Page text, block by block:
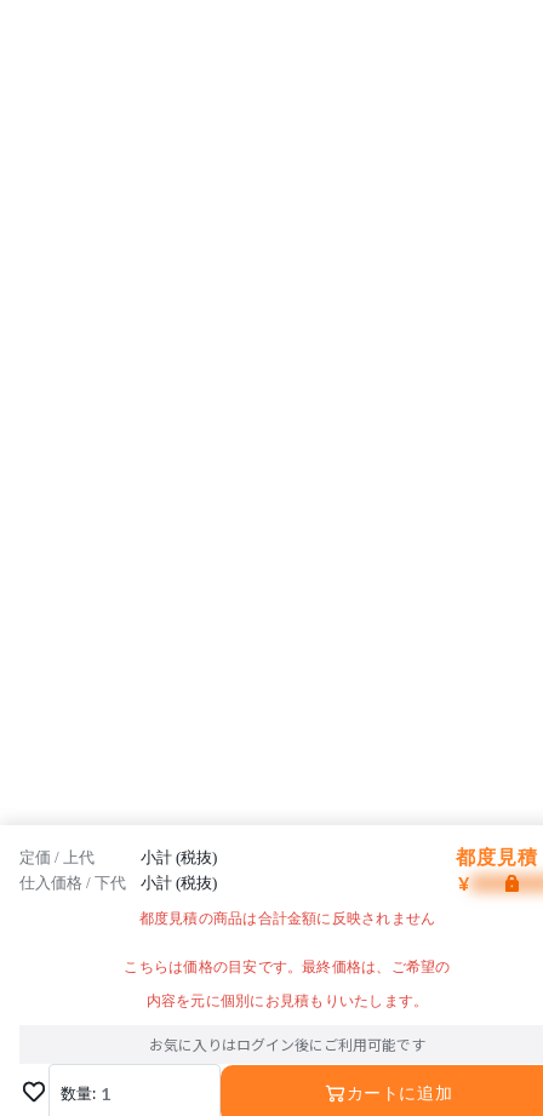
定価 / 上代 小計 (税抜) 都度見積
仕入価格 / 下代 小計 (税抜) ¥
都度見積の商品は合計金額に反映されません
こちらは価格の目安です。最終価格は、ご希望の
内容を元に個別にお見積もりいたします。
お気に入りはログイン後にご利用可能です
数量: 1 カートに追加